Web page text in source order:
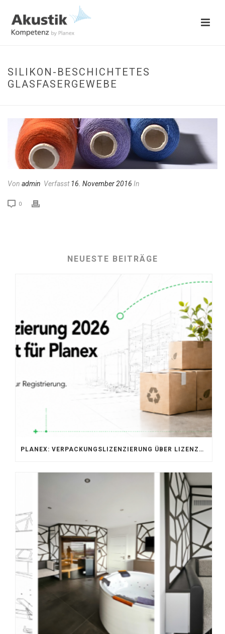
SILIKON-BESCHICHTETES
GLASFASERGEWEBE
Von admin Verfasst16. November 2016 In
0
NEUESTE BEITRÄGE
PLANEX: VERPACKUNGSLIZENZIERUNG ÜBER LIZENZERO & LUCID 2026